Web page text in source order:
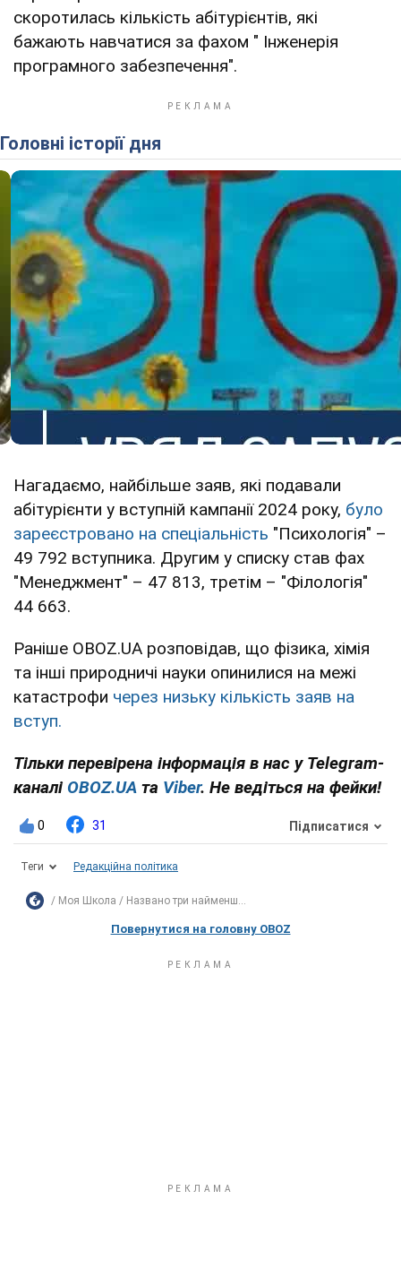
скоротилась кількість абітурієнтів, які
бажають навчатися за фахом " Інженерія
програмного забезпечення".
Головні історії дня
Нагадаємо, найбільше заяв, які подавали
абітурієнти у вступній кампанії 2024 року, було
зареєстровано на спеціальність "Психологія" –
49 792 вступника. Другим у списку став фах
"Менеджмент" – 47 813, третім – "Філологія"
44 663.
Раніше OBOZ.UA розповідав, що фізика, хімія
та інші природничі науки опинилися на межі
катастрофи через низьку кількість заяв на
вступ.
Тільки перевірена інформація в нас у Telegram-
каналі OBOZ.UA та Viber. Не ведіться на фейки!
0 31 Підписатися
Теги Редакційна політика
Моя Школа Названо три найменш...
Повернутися на головну OBOZ